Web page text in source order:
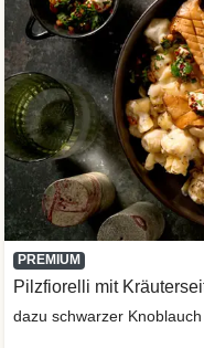
PREMIUM
Pilzfiorelli mit
dazu schwarzer